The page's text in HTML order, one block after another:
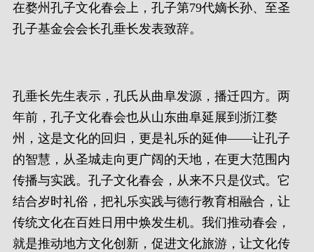
在婺州孔子文化春会上，孔子第79代嫡长孙、至圣
孔子基金会会长孔垂长发表致辞。
孔垂长先生表示，孔氏从曲阜发源，播迁四方。两
年前，孔子文化春会也从山东曲阜延展到浙江婺
州，这是文化的回归，更是礼乐的延伸——让孔子
的智慧，从圣城走向更广阔的天地，在更大范围内
传播与实践。孔子文化春会，从来不只是仪式。它
结合岁时礼俗，把礼乐实践与德行教育相融合，让
传统文化在百姓日用中焕发生机。我们推动春会，
就是推动地方文化创新，促进文化旅游，让文化传